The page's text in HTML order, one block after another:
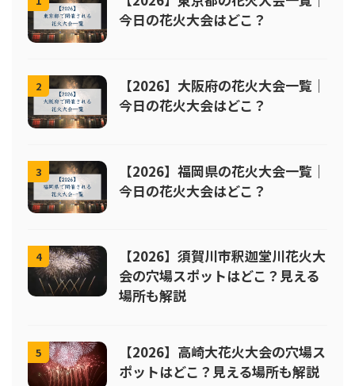
今日の花火大会はどこ？
2
【2026】大阪府の花火大会一覧｜
今日の花火大会はどこ？
3
【2026】福岡県の花火大会一覧｜
今日の花火大会はどこ？
4
【2026】須賀川市釈迦堂川花火大
会の穴場スポットはどこ？見える
場所も解説
5
【2026】高崎大花火大会の穴場ス
ポットはどこ？見える場所も解説